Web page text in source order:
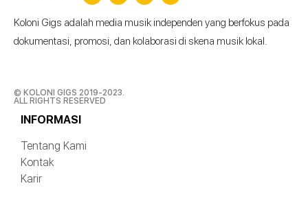
Koloni Gigs adalah media musik independen yang berfokus pada
dokumentasi, promosi, dan kolaborasi di skena musik lokal.
© KOLONI GIGS 2019-2023.
ALL RIGHTS RESERVED
INFORMASI
Tentang Kami
Kontak
Karir